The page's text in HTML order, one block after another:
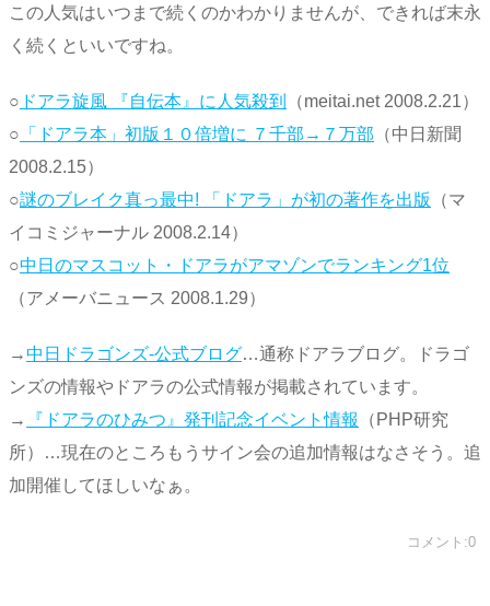
この人気はいつまで続くのかわかりませんが、できれば末永
く続くといいですね。
○ ドアラ旋風 『自伝本』に人気殺到
（meitai.net 2008.2.21）
○ 「ドアラ本」初版１０倍増に ７千部→７万部 （中日新聞
2008.2.15）
○謎のブレイク真っ最中! 「ドアラ」が初の著作を出版
（マ
イコミジャーナル 2008.2.14）
○中日のマスコット・ドアラがアマゾンでランキング1位
（アメーバニュース 2008.1.29）
→中日ドラゴンズ-公式ブログ…通称ドアラブログ。ドラゴ
ンズの情報やドアラの公式情報が掲載されています。
→
『ドアラのひみつ』発刊記念イベント情報
（PHP研究
所）…現在のところもうサイン会の追加情報はなさそう。追
加開催してほしいなぁ。
コメント:0